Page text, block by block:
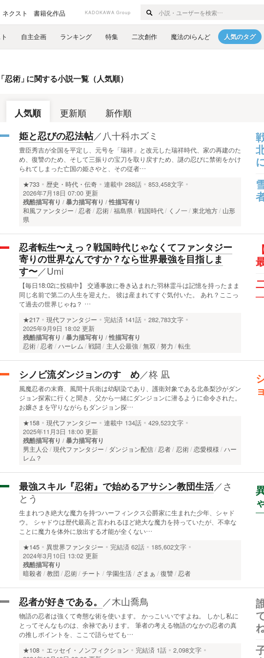
ネクスト 書籍化作品 KADOKAWA Group
自主企画 ランキング 特集 二次創作 魔法のiらんど 人気のタグ
「忍術 」に関する小説一覧（人気順）
人気順 更新順 新作順
姫と忍びの忍法帖／ 八十科ホズミ
豊臣秀吉が全国を平定し、元号を「瑞祥」と改元した瑞祥時代、家の再建のた
め、復讐のため、そして三振りの宝刀を取り戻すため、謎の忍びに禁術をかけ
られてしまった亡国の姫さやと、その従者…
★733 歴史・時代・伝奇 連載中 288話
853,458文字
2026年7月18日 07:00 更新
残酷描写有り
暴力描写有り
性描写有り
和風ファンタジー
忍者 忍術 福島県 戦国時代 くノ一 東北地方
山形
県
忍者転生〜えっ？戦国時代じゃなくてファンタジー
寄りの世界なんですか？なら世界最強を目指しま
す〜／Umi
【毎日18:02に投稿中】 交通事故に巻き込まれた羽林霊斗は記憶を持ったまま
同じ名前で第二の人生を迎えた。 彼は産まれてすぐ気付いた。 あれ？ここっ
て過去の世界じゃね？ …
★217 現代ファンタジー 完結済 141話
282,783文字
2025年9月9日 18:02 更新
残酷描写有り
暴力描写有り
性描写有り
忍術 忍者 ハーレム 戦闘 主人公最強 無双 努力 転生
シノビ流ダンジョンのすゝめ／柊 凪
風魔忍者の末裔、風間十兵衛は幼馴染であり、護衛対象である北条梨沙がダン
ジョン探索に行くと聞き、父から一緒にダンジョンに潜るように命令された。
お嬢さまを守りながらもダンジョン探…
★158 現代ファンタジー 連載中 134話
429,523文字
2025年11月3日 18:00 更新
残酷描写有り
暴力描写有り
男主人公 現代ファンタジー ダンジョン配信 忍者 忍術 恋愛模様
ハー
レム？
最強スキル『忍術』で始めるアサシン教団生活／さ
とう
生まれつき絶大な魔力を持つハーフィンクス公爵家に生まれた少年、シャド
ウ。 シャドウは歴代最高と言われるほど絶大な魔力を持っていたが、不幸な
ことに魔力を体外に放出する才能が全くない…
★145 異世界ファンタジー 完結済 62話
185,602文字
2024年3月10日 13:02 更新
残酷描写有り
暗殺者 教団 忍術 チート 学園生活 ざまぁ 復讐 忍者
忍者が好きである。 ／木山喬鳥
物語の忍者は強くて奇態な術を使います。 かっこいいですよね。 しかし私に
とってそんなものは、余禄であります。 筆者の考える物語のなかの忍者の真
の推しポイントを、ここで語らせても…
★108 エッセイ・ノンフィクション 完結済 1話
2,098文字